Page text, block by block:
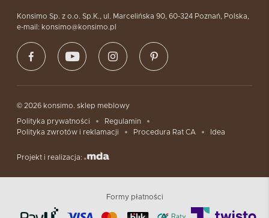
Konsimo Sp. z o.o. Sp.K., ul. Marcelińska 90, 60-324 Poznań, Polska,
e-mail: konsimo@konsimo.pl
© 2026 konsimo. sklep meblowy
Polityka prywatności
Regulamin
Polityka zwrotów i reklamacji
Procedura Rat CA Idea
Projekt i realizacja:
Formy płatności